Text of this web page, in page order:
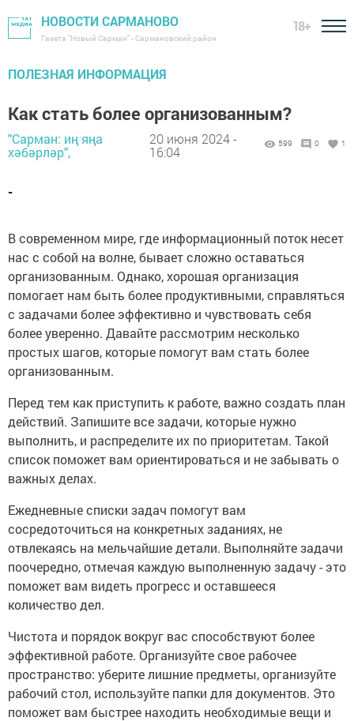
НОВОСТИ САРМАНОВО
Газета "Новый Сарман" - Сармановский район
18+
ПОЛЕЗНАЯ ИНФОРМАЦИЯ
Как стать более организованным?
"Сарман: иң яңа
хәбәрләр",
20 июня 2024 -
16:04
599 0 1
-
В современном мире, где информационный поток несет
нас с собой на волне, бывает сложно оставаться
организованным. Однако, хорошая организация
помогает нам быть более продуктивными, справляться
с задачами более эффективно и чувствовать себя
более уверенно. Давайте рассмотрим несколько
простых шагов, которые помогут вам стать более
организованным.
Перед тем как приступить к работе, важно создать план
действий. Запишите все задачи, которые нужно
выполнить, и распределите их по приоритетам. Такой
список поможет вам ориентироваться и не забывать о
важных делах.
Ежедневные списки задач помогут вам
сосредоточиться на конкретных заданиях, не
отвлекаясь на мельчайшие детали. Выполняйте задачи
поочередно, отмечая каждую выполненную задачу - это
поможет вам видеть прогресс и оставшееся
количество дел.
Чистота и порядок вокруг вас способствуют более
эффективной работе. Организуйте свое рабочее
пространство: уберите лишние предметы, организуйте
рабочий стол, используйте папки для документов. Это
поможет вам быстрее находить необходимые вещи и